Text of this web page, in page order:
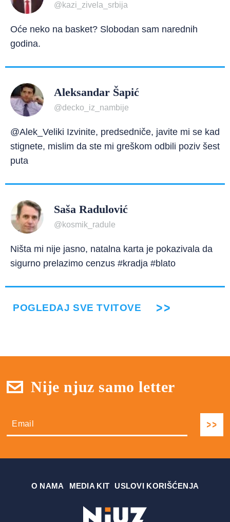
@kazi_zivela_srbija
Oće neko na basket? Slobodan sam narednih
godina.
Aleksandar Šapić
@decko_iz_nambije
@Alek_Veliki Izvinite, predsedniče, javite mi se kad
stignete, mislim da ste mi greškom odbili poziv šest
puta
Saša Radulović
@kosmik_radule
Ništa mi nije jasno, natalna karta je pokazivala da
sigurno prelazimo cenzus #kradja #blato
POGLEDAJ SVE TVITOVE
Nije njuz samo letter
О NAMA MEDIA KIT USLOVI KORIŠĆENJA